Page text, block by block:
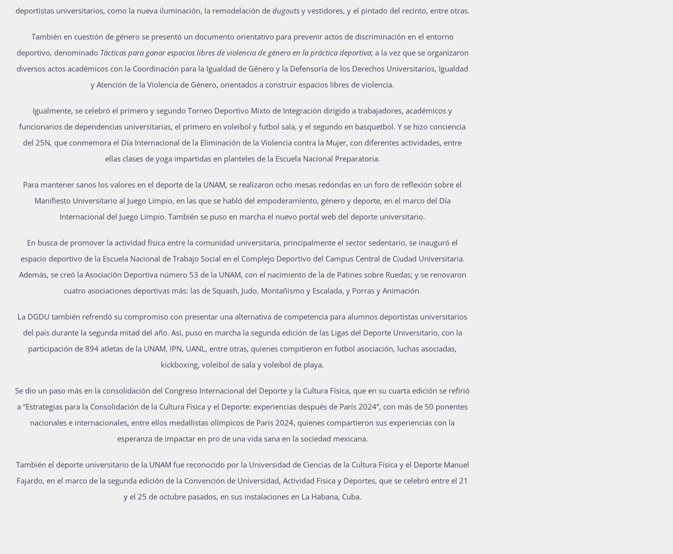
deportistas universitarios, como la nueva iluminación, la remodelación de dugoutsy vestidores, y el pintado del recinto, entre otras.
También en cuestión de género se presentó un documento orientativo para prevenir actos de discriminación en el entorno
deportivo, denominado Tácticas para ganar espacios libres de violencia de género en la práctica deportiva; a la vez que se organizaron
diversos actos académicos con la Coordinación para la Igualdad de Género y la Defensoría de los Derechos Universitarios, Igualdad
y Atención de la Violencia de Género, orientados a construir espacios libres de violencia.
Igualmente, se celebró el primero y segundo Torneo Deportivo Mixto de Integración dirigido a trabajadores, académicos y
funcionarios de dependencias universitarias, el primero en voleibol y futbol sala, y el segundo en basquetbol. Y se hizo conciencia
del 25N, que conmemora el Día Internacional de la Eliminación de la Violencia contra la Mujer, con diferentes actividades, entre
ellas clases de yoga impartidas en planteles de la Escuela Nacional Preparatoria.
Para mantener sanos los valores en el deporte de la UNAM, se realizaron ocho mesas redondas en un foro de reflexión sobre el
Manifiesto Universitario al Juego Limpio, en las que se habló del empoderamiento, género y deporte, en el marco del Día
Internacional del Juego Limpio. También se puso en marcha el nuevo portal web del deporte universitario.
En busca de promover la actividad física entre la comunidad universitaria, principalmente el sector sedentario, se inauguró el
espacio deportivo de la Escuela Nacional de Trabajo Social en el Complejo Deportivo del Campus Central de Ciudad Universitaria.
Además, se creó la Asociación Deportiva número 53 de la UNAM, con el nacimiento de la de Patines sobre Ruedas; y se renovaron
cuatro asociaciones deportivas más: las de Squash, Judo, Montañismo y Escalada, y Porras y Animación.
La DGDU también refrendó su compromiso con presentar una alternativa de competencia para alumnos deportistas universitarios
del país durante la segunda mitad del año. Así, puso en marcha la segunda edición de las Ligas del Deporte Universitario, con la
participación de 894 atletas de la UNAM, IPN, UANL, entre otras, quienes compitieron en futbol asociación, luchas asociadas,
kickboxing, voleibol de sala y voleibol de playa.
Se dio un paso más en la consolidación del Congreso Internacional del Deporte y la Cultura Física, que en su cuarta edición se refirió
a “Estrategias para la Consolidación de la Cultura Física y el Deporte: experiencias después de París 2024”, con más de 50 ponentes
nacionales e internacionales, entre ellos medallistas olímpicos de París 2024, quienes compartieron sus experiencias con la
esperanza de impactar en pro de una vida sana en la sociedad mexicana.
También el deporte universitario de la UNAM fue reconocido por la Universidad de Ciencias de la Cultura Física y el Deporte Manuel
Fajardo, en el marco de la segunda edición de la Convención de Universidad, Actividad Física y Deportes, que se celebró entre el 21
y el 25 de octubre pasados, en sus instalaciones en La Habana, Cuba.